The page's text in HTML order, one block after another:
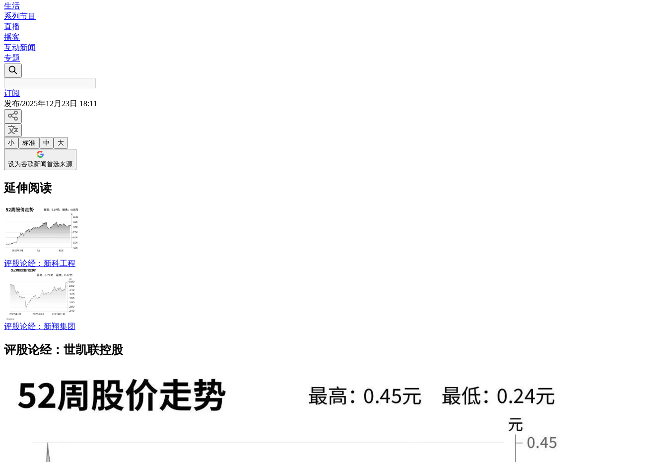
生活
系列节目
直播
播客
互动新闻
专题
订阅
发布/2025年12月23日 18:11
小 标准 中 大
设为谷歌新闻首选来源
延伸阅读
评股论经：新科工程
评股论经：新翔集团
评股论经：世凯联控股